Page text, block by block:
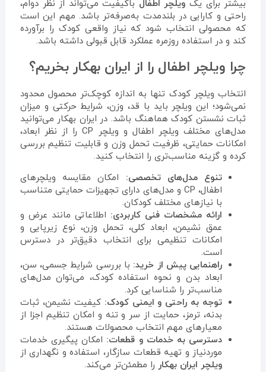
بیشتر برای یک ویلچر اطفال باکیفیت می‌تواند از نظر دوام،
راحتی و کارایی در بلندمدت به‌صرفه‌تر باشد. مهم این است
که محصولی انتخاب شود که نیاز واقعی کودک را برآورده
کند و در استفاده روزمره عملکرد قابل قبولی داشته باشد.
چرا ویلچر اطفال را از ایران بهکار بخریم؟
انتخاب ویلچر کودک تنها به اندازه کوچک‌تر محصول محدود
نمی‌شود؛ این ویلچر باید با قد، وزن، شرایط حرکتی و میزان
ثبات نشستن کودک هماهنگ باشد. در ایران بهکار می‌توانید
مدل‌های مختلف ویلچر اطفال و ویلچر CP را از نظر ابعاد،
امکانات حمایتی، ظرفیت تحمل وزن و قابلیت تنظیم بررسی
کرده و گزینه مناسب‌تری را انتخاب کنید.
تنوع مدل‌های تخصصی: امکان مقایسه ویلچرهای
اطفال، CP و مدل‌های دارای تجهیزات حمایتی متناسب
با نیازهای مختلف کودکان.
ارائه مشخصات فنی کاربردی: اطلاعاتی مانند عرض و
عمق نشیمن، ابعاد کلی، تحمل وزن، نوع زیرپایی و
امکانات تنظیمی برای انتخاب دقیق‌تر در دسترس
است.
راهنمایی پیش از خرید: با بررسی شرایط جسمی، سن،
ابعاد بدن و نحوه استفاده کودک، می‌توان مدل‌های
مناسب‌تر را شناسایی کرد.
توجه به راحتی و ایمنی کودک: کیفیت نشیمن، ثبات
بدنه، ترمز، حمایت از سر و تنه و امکان تنظیم اجزا از
معیارهای مهم انتخاب محصولات هستند.
دسترسی به خدمات و قطعات: امکان پیگیری خدمات
موردنیاز و تهیه قطعات سازگار، استفاده و نگهداری از
ویلچر ایران بهکار را مطمئن‌تر می‌کند.